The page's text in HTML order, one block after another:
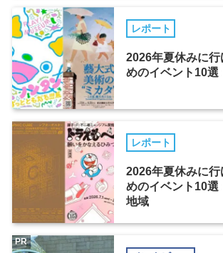
レポート
2026年夏休みに
めのイベント10選
レポート
2026年夏休みに
めのイベント10選
地域
PR